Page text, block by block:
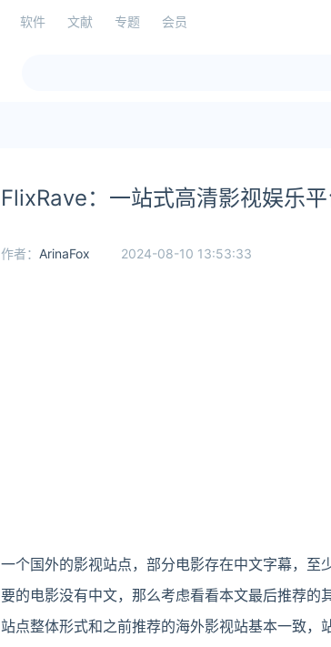
软件 文献 专题 会员
FlixRave：一站式高清影视娱乐平
作者： ArinaFox 2024-08-10 13:53:33
一个国外的影视站点，部分电影存在中文字幕，
要的电影没有中文，那么考虑看看本文最后推荐的
站点整体形式和之前推荐的海外影视站基本一致